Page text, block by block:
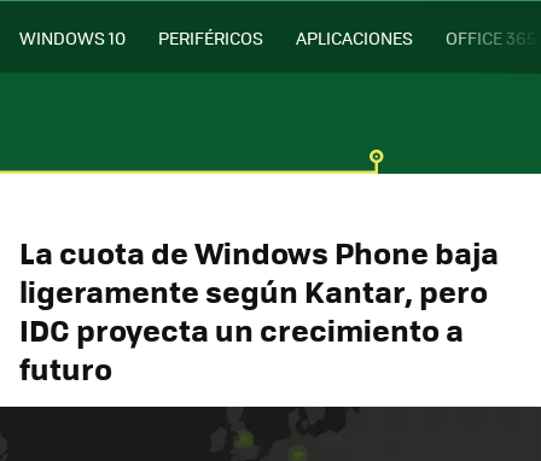
WINDOWS 10 PERIFÉRICOS APLICACIONES OFFICE 365
La cuota de Windows Phone baja
ligeramente según Kantar, pero
IDC proyecta un crecimiento a
futuro